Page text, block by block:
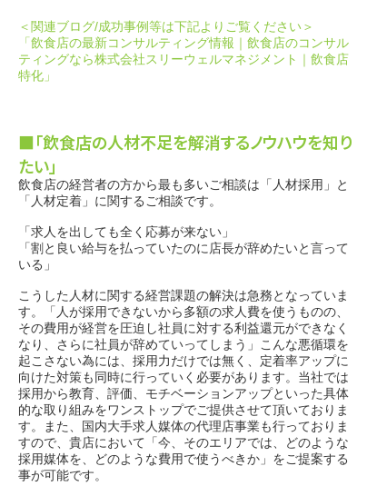
＜関連ブログ/成功事例等は下記よりご覧ください＞
「飲食店の最新コンサルティング情報｜飲食店のコンサル
ティングなら株式会社スリーウェルマネジメント｜飲食店
特化」
■「飲食店の人材不足を解消するノウハウを知り
たい」
飲食店の経営者の方から最も多いご相談は「人材採用」と
「人材定着」に関するご相談です。
「求人を出しても全く応募が来ない」
「割と良い給与を払っていたのに店長が辞めたいと言って
いる」
こうした人材に関する経営課題の解決は急務となっていま
す。「人が採用できないから多額の求人費を使うものの、
その費用が経営を圧迫し社員に対する利益還元ができなく
なり、さらに社員が辞めていってしまう」こんな悪循環を
起こさない為には、採用力だけでは無く、定着率アップに
向けた対策も同時に行っていく必要があります。当社では
採用から教育、評価、モチベーションアップといった具体
的な取り組みをワンストップでご提供させて頂いておりま
す。また、国内大手求人媒体の代理店事業も行っておりま
すので、貴店において「今、そのエリアでは、どのような
採用媒体を、どのような費用で使うべきか」をご提案する
事が可能です。